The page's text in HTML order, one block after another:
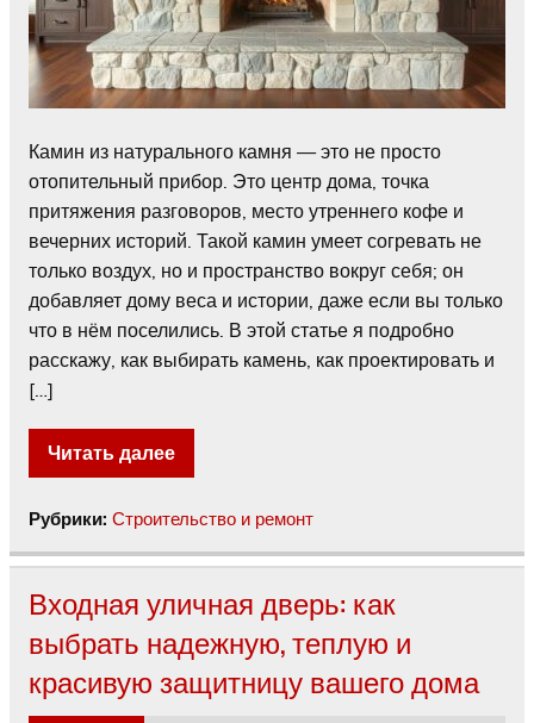
Камин из натурального камня — это не просто
отопительный прибор. Это центр дома, точка
притяжения разговоров, место утреннего кофе и
вечерних историй. Такой камин умеет согревать не
только воздух, но и пространство вокруг себя; он
добавляет дому веса и истории, даже если вы только
что в нём поселились. В этой статье я подробно
расскажу, как выбирать камень, как проектировать и
[…]
Читать далее
Рубрики: Строительство и ремонт
Входная уличная дверь: как
выбрать надежную, теплую и
красивую защитницу вашего дома